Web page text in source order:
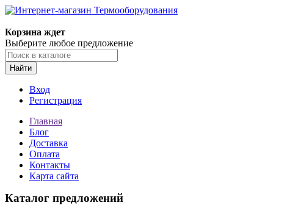
Корзина ждет
Выберите любое предложение
Найти
Вход
Регистрация
Главная
Блог
Доставка
Оплата
Контакты
Карта сайта
Каталог предложений